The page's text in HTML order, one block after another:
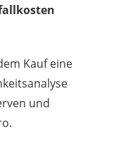
Kauf eine
und